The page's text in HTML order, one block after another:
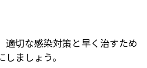
適切な感染対策と早く治すため
ましょう。